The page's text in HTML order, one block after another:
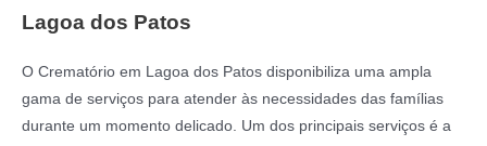
Lagoa dos Patos
O Crematório em Lagoa dos Patos disponibiliza uma ampla
gama de serviços para atender às necessidades das famílias
durante um momento delicado. Um dos principais serviços é a